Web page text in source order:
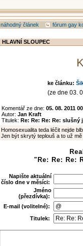
náhodný článek fórum gay
HLAVNÍ SLOUPEC
ke článku:
(ze dne 03.
Komentář ze dne: 05. 08. 2011
Autor: Jan Kraft
Titulek: Re: Re: Re: Re: slušný
Homosexualita teda léčit nejde
Jen být skrytý teplouš a to už
"Re: Re: Re:
Napište aktuální
číslo dne v měsíci:
Jméno
(přezdívka):
E-mail (volitelné):
Titulek: